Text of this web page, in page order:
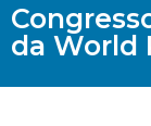
da World